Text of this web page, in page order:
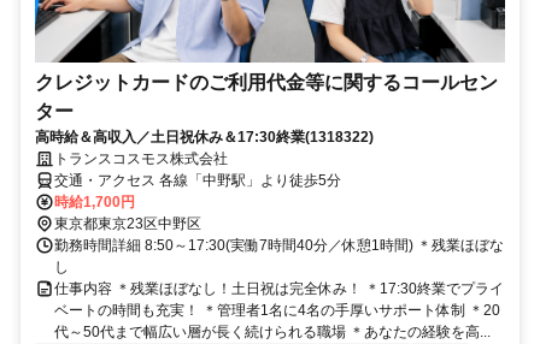
クレジットカードのご利用代金等に関するコールセン
ター
高時給＆高収入／土日祝休み＆17:30終業(1318322)
トランスコスモス株式会社
交通・アクセス 各線「中野駅」より徒歩5分
時給1,700円
東京都東京23区中野区
勤務時間詳細 8:50～17:30(実働7時間40分／休憩1時間) ＊残業ほぼな
し
仕事内容 ＊残業ほぼなし！土日祝は完全休み！ ＊17:30終業でプライ
ベートの時間も充実！ ＊管理者1名に4名の手厚いサポート体制 ＊20
代～50代まで幅広い層が長く続けられる職場 ＊あなたの経験を高...